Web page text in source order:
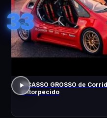
33
PICASSO GROSSO de
Entorpecido